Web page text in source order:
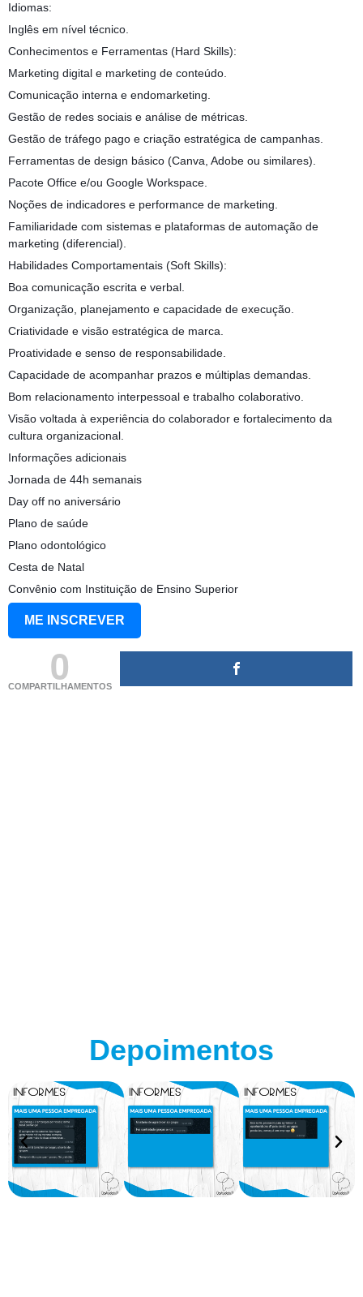
Idiomas:
Inglês em nível técnico.
Conhecimentos e Ferramentas (Hard Skills):
Marketing digital e marketing de conteúdo.
Comunicação interna e endomarketing.
Gestão de redes sociais e análise de métricas.
Gestão de tráfego pago e criação estratégica de campanhas.
Ferramentas de design básico (Canva, Adobe ou similares).
Pacote Office e/ou Google Workspace.
Noções de indicadores e performance de marketing.
Familiaridade com sistemas e plataformas de automação de
marketing (diferencial).
Habilidades Comportamentais (Soft Skills):
Boa comunicação escrita e verbal.
Organização, planejamento e capacidade de execução.
Criatividade e visão estratégica de marca.
Proatividade e senso de responsabilidade.
Capacidade de acompanhar prazos e múltiplas demandas.
Bom relacionamento interpessoal e trabalho colaborativo.
Visão voltada à experiência do colaborador e fortalecimento da
cultura organizacional.
Informações adicionais
Jornada de 44h semanais
Day off no aniversário
Plano de saúde
Plano odontológico
Cesta de Natal
Convênio com Instituição de Ensino Superior
ME INSCREVER
0
COMPARTILHAMENTOS
Depoimentos